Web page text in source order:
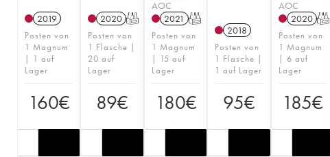
2019
Posten von
1 Magnum
| 1 auf
Lager
160€
2020 T
Posten von
1 Flasche |
20 auf
Lager
89€
AOC
2021 T
Posten von
1 Magnum
| 15 auf
Lager
180€
2018
Posten von
1 Flasche |
1 auf Lager
95€
AOC
2020 T
Posten von
1 Magnum
| 6 auf
Lager
185€